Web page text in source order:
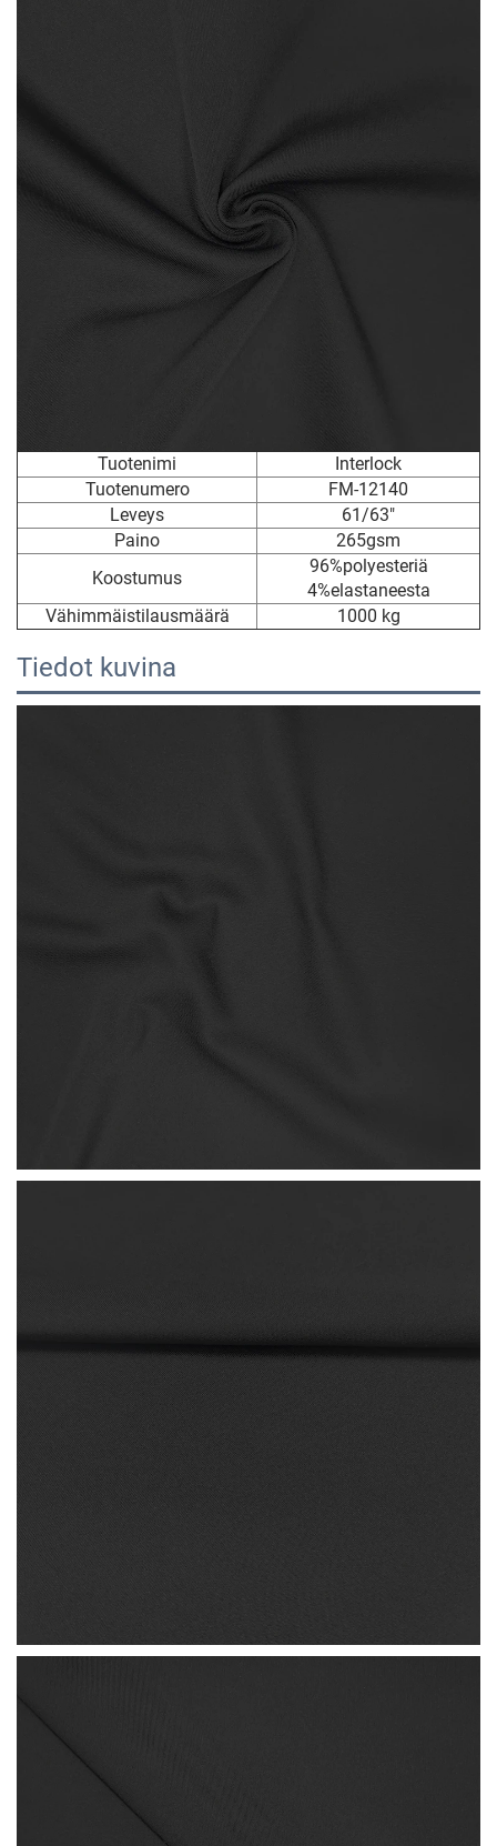
Tuotenimi
Interlock
Tuotenumero
FM-12140
Leveys
61/63"
Paino
265gsm
Koostumus
96%polyesteriä
4%elastaneesta
Vähimmäistilausmäärä
1000 kg
Tiedot kuvina